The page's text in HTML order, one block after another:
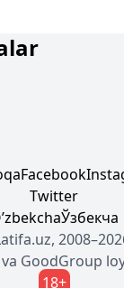
Facebook
Twitter
Ўзбекча
va GoodGroup
18+